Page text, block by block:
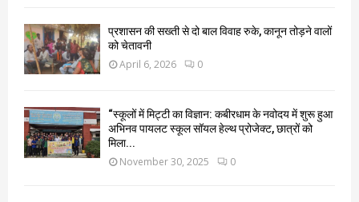
प्रशासन की सख्ती से दो बाल विवाह रुके, कानून तोड़ने वालों
को चेतावनी
April 6, 2026 0
“स्कूलों में मिट्टी का विज्ञान: कबीरधाम के नवोदय में शुरू हुआ
अभिनव पायलट स्कूल सॉयल हेल्थ प्रोजेक्ट, छात्रों को
मिला...
November 30, 2025 0